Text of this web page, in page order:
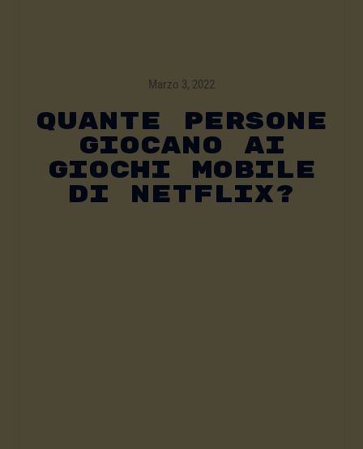
Marzo 3, 2022
Quante Persone
Giocano Ai
Giochi Mobile
Di Netflix?